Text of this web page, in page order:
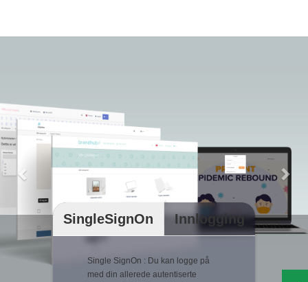
SingleSignOn Innlogging
Single SignOn : Du kan logge på
med din allerede autentiserte